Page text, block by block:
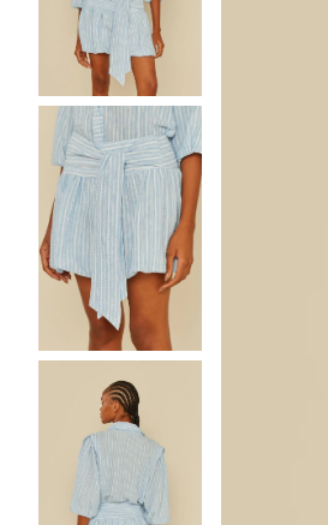
calça jeans
macacão
10º short